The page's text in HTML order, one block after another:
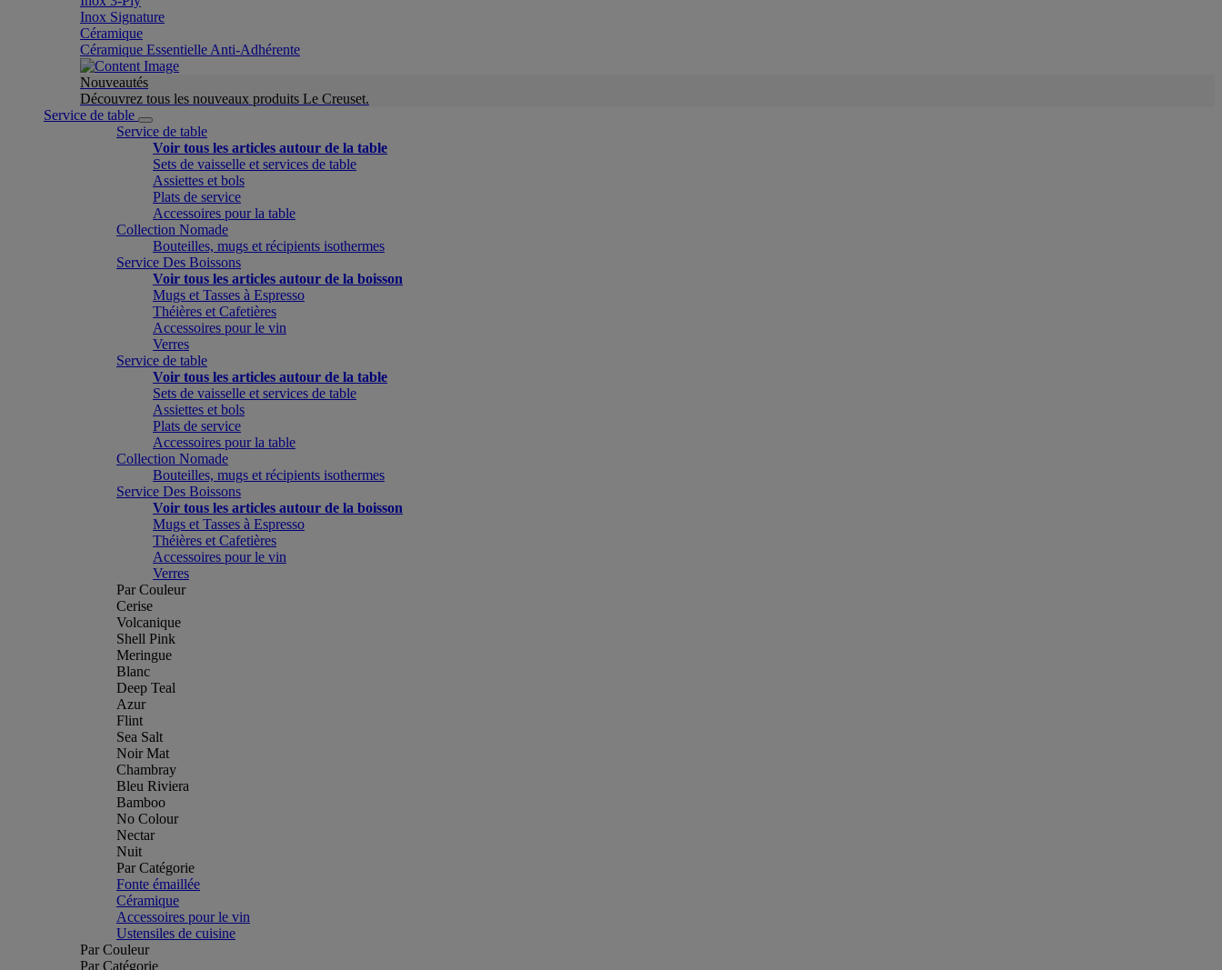
Inox Signature
Céramique
Céramique Essentielle Anti-Adhérente
Nouveautés
Découvrez tous les nouveaux produits Le Creuset.
Service de table
Service de table
Voir tous les articles autour de la table
Sets de vaisselle et services de table
Assiettes et bols
Plats de service
Accessoires pour la table
Collection Nomade
Bouteilles, mugs et récipients isothermes
Service Des Boissons
Voir tous les articles autour de la boisson
Mugs et Tasses à Espresso
Théières et Cafetières
Accessoires pour le vin
Verres
Service de table
Voir tous les articles autour de la table
Sets de vaisselle et services de table
Assiettes et bols
Plats de service
Accessoires pour la table
Collection Nomade
Bouteilles, mugs et récipients isothermes
Service Des Boissons
Voir tous les articles autour de la boisson
Mugs et Tasses à Espresso
Théières et Cafetières
Accessoires pour le vin
Verres
Par Couleur
Cerise
Volcanique
Shell Pink
Meringue
Blanc
Deep Teal
Azur
Flint
Sea Salt
Noir Mat
Chambray
Bleu Riviera
Bamboo
No Colour
Nectar
Nuit
Par Catégorie
Fonte émaillée
Céramique
Accessoires pour le vin
Ustensiles de cuisine
Par Couleur
Par Catégorie